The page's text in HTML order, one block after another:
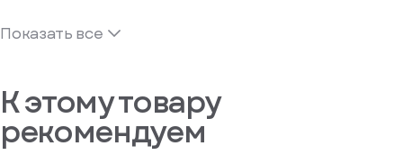
Показать все
К этому товару
рекомендуем